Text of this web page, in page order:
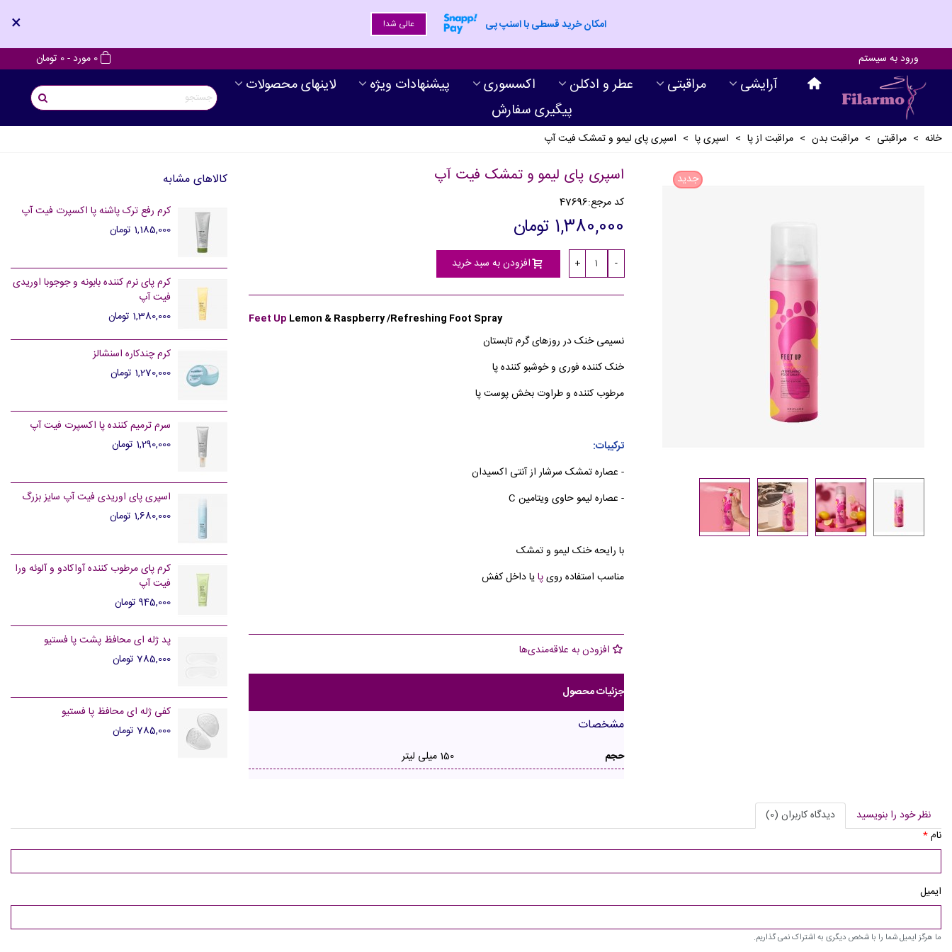
امکان خرید قسطی با اسنپ پی عالی شد! ×
ورود به سیستم 0 مورد-0 تومان
آرايشی مراقبتی عطر و ادکلن اکسسوری پیشنهادات ویژه
لاینهای محصولات
پیگیری سفارش
خانه > مراقبتی > مراقبت بدن > مراقبت از پا > اسپری پا > اسپری پای لیمو و تمشک فیت آپ
جدید اسپری پای لیمو و تمشک فیت آپ
کد مرجع:47696
1,380,000 تومان
-
+ افزودن به سبد خرید
Feet Up Lemon & Raspberry /Refreshing Foot Spray
نسیمی خنک در روزهای گرم تابستان
خنک کننده فوری و خوشبو کننده پا
مرطوب کننده و طراوت بخش پوست پا
ترکیبات:
- عصاره تمشک سرشار از آنتی اکسیدان
- عصاره لیمو حاوی ویتامین C
با رایحه خنک لیمو و تمشک
مناسب استفاده رویپایا داخل کفش
افزودن به علاقه‌مندی‌ها
جزئیات محصول
مشخصات
حجم 150 میلی لیتر
کالاهای مشابه
کرم رفع ترک پاشنه پا اکسپرت فیت آپ
1,185,000 تومان
کرم پای نرم کننده بابونه و جوجوبا اوریدی
فیت آپ
1,380,000 تومان
کرم چندکاره اسنشالز
1,270,000 تومان
سرم ترمیم کننده پا اکسپرت فیت آپ
1,290,000 تومان
اسپری پای اوریدی فیت آپ سایز بزرگ
1,680,000 تومان
کرم پای مرطوب کننده آواکادو و آلوئه ورا
فیت آپ
945,000 تومان
پد ژله ای محافظ پشت پا فستیو
785,000 تومان
کفی ژله ای محافظ پا فستیو
785,000 تومان
نظر خود را بنویسید
دیدگاه کاربران (0)
نام*
ایمیل
ما هرگز ایمیل شما را با شخص دیگری به اشتراک نمی گذاریم.